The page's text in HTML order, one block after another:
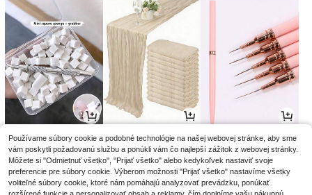
2.88€ 3.28€ 3.58€
Používame súbory cookie a podobné technológie na našej webovej stránke, aby sme
vám poskytli požadovanú službu a ponúkli vám čo najlepší zážitok z webovej stránky.
Môžete si "Odmietnuť všetko", "Prijať všetko" alebo kedykoľvek nastaviť svoje
preferencie pre súbory cookie. Výberom možnosti "Prijať všetko" nastavíme všetky
voliteľné súbory cookie, ktoré nám pomáhajú analyzovať prevádzku, ponúkať